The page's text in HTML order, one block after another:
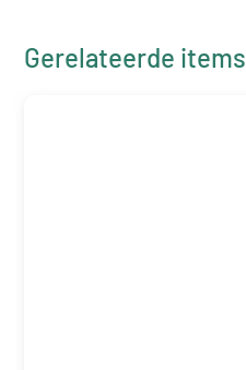
Gerelateerde items